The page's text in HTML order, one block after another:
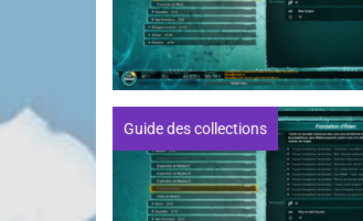
Guide des collections